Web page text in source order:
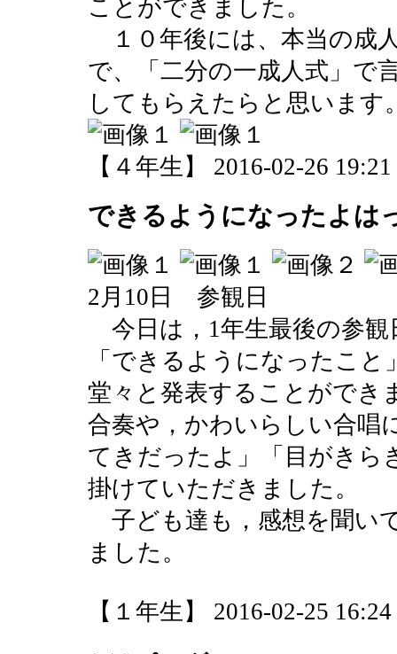
ことができました。
１０年後には、本当の成
で、「二分の一成人式」で
してもらえたらと思います
【４年生】 2016-02-26
できるようになったよは
2月10日 参観日
今日は，1年生最後の参観
「できるようになったこ
堂々と発表することができ
合奏や，かわいらしい合唱
てきだったよ」「目がきら
掛けていただきました。
子ども達も，感想を聞い
ました。
【１年生】 2016-02-25